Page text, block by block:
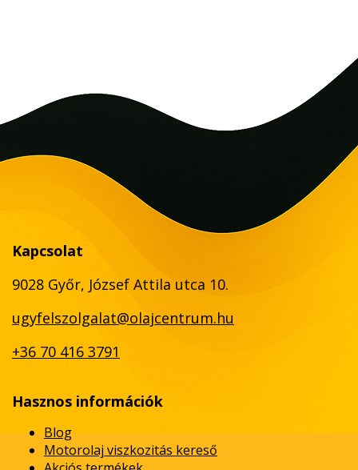
Kapcsolat
9028 Győr, József Attila utca 10.
ugyfelszolgalat@olajcentrum.hu
+36 70 416 3791
Hasznos információk
Blog
Motorolaj viszkozitás kereső